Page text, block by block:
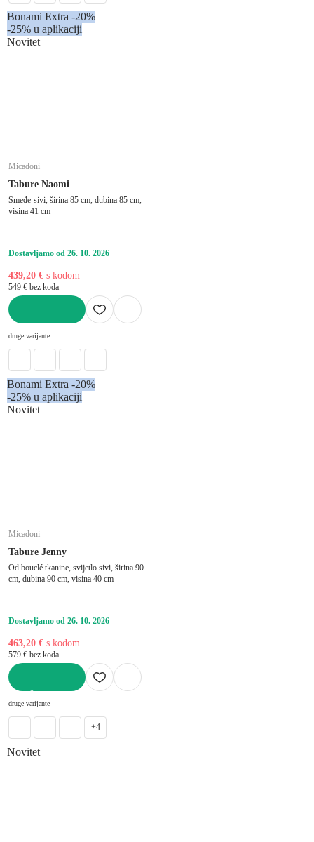
Bonami Extra -20%
-25% u aplikaciji
Novitet
Micadoni
Tabure Naomi
Smeđe-sivi, širina 85 cm, dubina 85 cm,
visina 41 cm
Dostavljamo od 26. 10. 2026
439,20 € s kodom
549 € bez koda
druge varijante
Bonami Extra -20%
-25% u aplikaciji
Novitet
Micadoni
Tabure Jenny
Od bouclé tkanine, svijetlo sivi, širina 90
cm, dubina 90 cm, visina 40 cm
Dostavljamo od 26. 10. 2026
463,20 € s kodom
579 € bez koda
druge varijante
+4
Novitet